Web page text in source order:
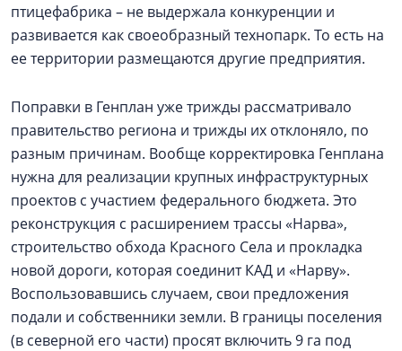
птицефабрика – не выдержала конкуренции и
развивается как своеобразный технопарк. То есть на
ее территории размещаются другие предприятия.
Поправки в Генплан уже трижды рассматривало
правительство региона и трижды их отклоняло, по
разным причинам. Вообще корректировка Генплана
нужна для реализации крупных инфраструктурных
проектов с участием федерального бюджета. Это
реконструкция с расширением трассы «Нарва»,
строительство обхода Красного Села и прокладка
новой дороги, которая соединит КАД и «Нарву».
Воспользовавшись случаем, свои предложения
подали и собственники земли. В границы поселения
(в северной его части) просят включить 9 га под